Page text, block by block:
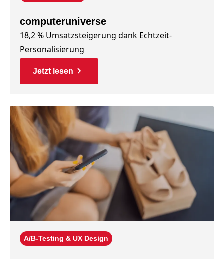
computeruniverse
18,2 % Umsatzsteigerung dank Echtzeit-
Personalisierung
Jetzt lesen
A/B-Testing & UX Design